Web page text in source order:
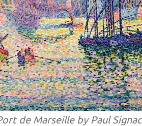
de Marseille by Paul Signac